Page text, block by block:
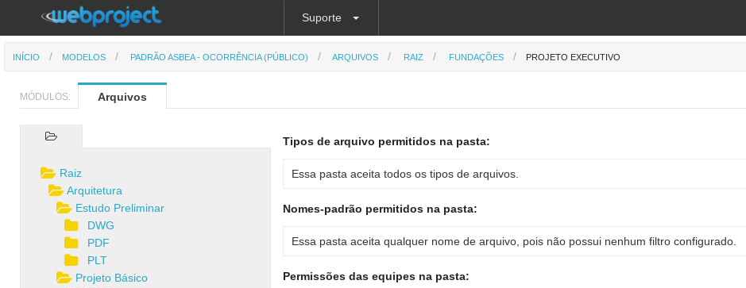
Suporte
INÍCIO MODELOS PADRÃO ASBEA - OCORRÊNCIA (PÚBLICO) ARQUIVOS RAIZ FUNDAÇÕES PROJETO EXECUTIVO
MÓDULOS: Arquivos
Tipos de arquivo permitidos na pasta:
Essa pasta aceita todos os tipos de arquivos.
Nomes-padrão permitidos na pasta:
Essa pasta aceita qualquer nome de arquivo, pois não possui nenhum filtro configurado.
Permissões das equipes na pasta:
Raiz
Arquitetura
Estudo Preliminar
DWG
PDF
PLT
Projeto Básico